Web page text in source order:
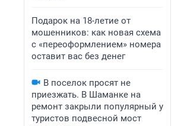
Подарок на 18-летие от
мошенников: как новая схема
с «переоформлением» номера
оставит вас без денег
В поселок просят не
приезжать. В Шаманке на
ремонт закрыли популярный у
туристов подвесной мост